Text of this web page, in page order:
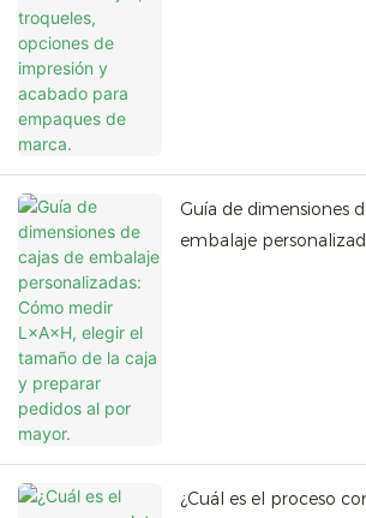
Guía de dimensiones
embalaje
¿Cuál es el proceso